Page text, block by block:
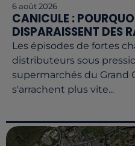
6 août 2026
CANICULE :
DISPARAISSENT DES
Les épisodes de fortes
distributeurs sous
supermarchés du Grand
s'arrachent plus vite...